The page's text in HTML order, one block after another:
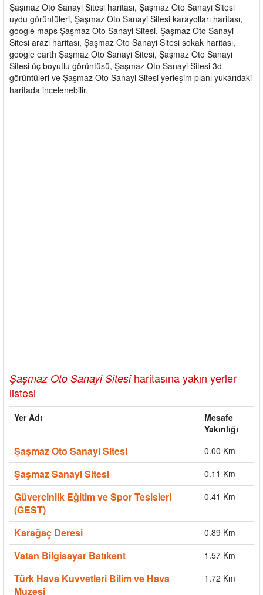
Şaşmaz Oto Sanayi Sitesi haritası, Şaşmaz Oto Sanayi Sitesi
uydu görüntüleri, Şaşmaz Oto Sanayi Sitesi karayolları haritası,
google maps Şaşmaz Oto Sanayi Sitesi, Şaşmaz Oto Sanayi
Sitesi arazi haritası, Şaşmaz Oto Sanayi Sitesi sokak haritası,
google earth Şaşmaz Oto Sanayi Sitesi, Şaşmaz Oto Sanayi
Sitesi üç boyutlu görüntüsü, Şaşmaz Oto Sanayi Sitesi 3d
görüntüleri ve Şaşmaz Oto Sanayi Sitesi yerleşim planı yukarıdaki
haritada incelenebilir.
Şaşmaz Oto Sanayi Sitesiharitasına yakın yerler
listesi
Yer Adı
Mesafe
Yakınlığı
Şaşmaz Oto Sanayi Sitesi 0.00 Km
Şaşmaz Sanayi Sitesi 0.11 Km
Güvercinlik Eğitim ve Spor Tesisleri
(GEST)
0.41 Km
Karağaç Deresi 0.89 Km
Vatan Bilgisayar Batıkent 1.57 Km
Türk Hava Kuvvetleri Bilim ve Hava
Muzesi
1.72 Km